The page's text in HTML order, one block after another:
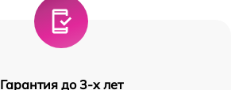
Гарантия до 3-х лет